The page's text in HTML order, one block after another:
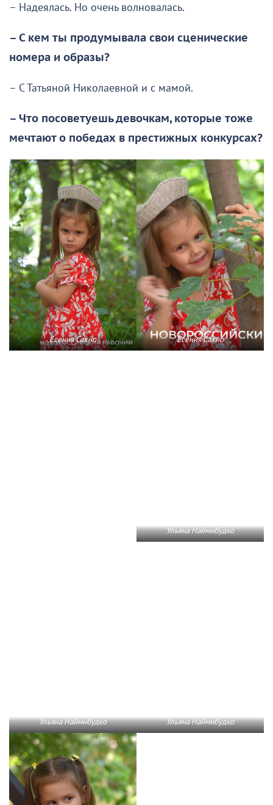
– Надеялась. Но очень волновалась.
– С кем ты продумывала свои сценические
номера и образы?
– С Татьяной Николаевной и с мамой.
– Что посоветуешь девочкам, которые тоже
мечтают о победах в престижных конкурсах?
Есения Сахно Есения Сахно
Ульяна Наймибудко
Ульяна Наймибудко Ульяна Наймибудко